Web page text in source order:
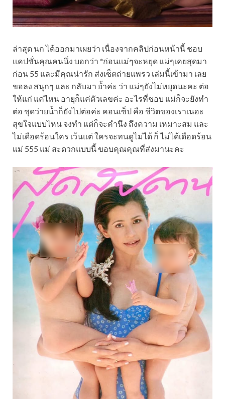
ล่าสุด นก ได้ออกมาเผยว่า เนื่องจากคลิปก่อนหน้านี้ ชอบ
แคปชั่นคุณคนนึ่ง บอกว่า *ก่อนแม่ๆจะหยุด แม่ๆเคยสุดมา
ก่อน 55 และมีคุณน่ารัก ส่งเซ็ตถ่ายแพรว เล่มนี้เข้ามา เลย
ขอลง สนุกๆ และ กลับมา ย้ำค่ะ ว่า แม่ๆยังไม่หยุดนะคะ ต่อ
ให้แก่ แค่ไหน อายุก็แค่ตัวเลขค่ะ อะไรที่ชอบ แม่ก็จะยังทำ
ต่อ ชุดว่ายน้ำก็ยังไปต่อค่ะ คอนเซ็ป คือ ชีวิตของเราเนอะ
สุขใจแบบไหน จงทำ แต่ก็จะคำนึง ถึงความ เหมาะสม และ
ไม่เดือดร้อนใคร เว้นแต่ ใครจะทนดูไม่ได้ ก็ ไม่ได้เดือดร้อน
แม่ 555 แม่ สะดวกแบบนี้ ขอบคุณคุณที่ส่งมานะคะ